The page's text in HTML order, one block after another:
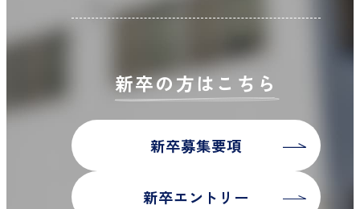
新卒の方はこちら
新卒募集要項
新卒エントリー